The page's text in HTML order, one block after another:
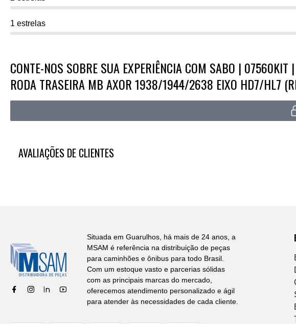
1 estrelas
CONTE-NOS SOBRE SUA EXPERIÊNCIA COM SABO | 07560KIT
RODA TRASEIRA MB AXOR 1938/1944/2638 EIXO HD7/HL7
AVALIAÇÕES DE CLIENTES
Situada em Guarulhos, há mais de 24 anos, a
MSAM é referência na distribuição de peças
para caminhões e ônibus para todo Brasil.
Com um estoque vasto e parcerias sólidas
com as principais marcas do mercado,
oferecemos atendimento personalizado e ágil
para atender às necessidades de cada cliente.